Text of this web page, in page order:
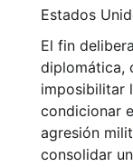
Estados
El fin
diplomática,
imposibilitar
condicionar
agresión
consolidar